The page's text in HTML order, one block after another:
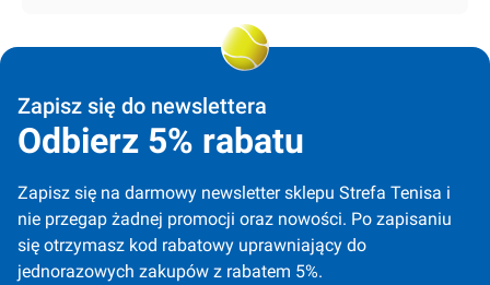
Zapisz się do newslettera
Odbierz 5% rabatu
Zapisz się na darmowy newsletter sklepu Strefa Tenisa i
nie przegap żadnej promocji oraz nowości. Po zapisaniu
się otrzymasz kod rabatowy uprawniający do
jednorazowych zakupów z rabatem 5%.